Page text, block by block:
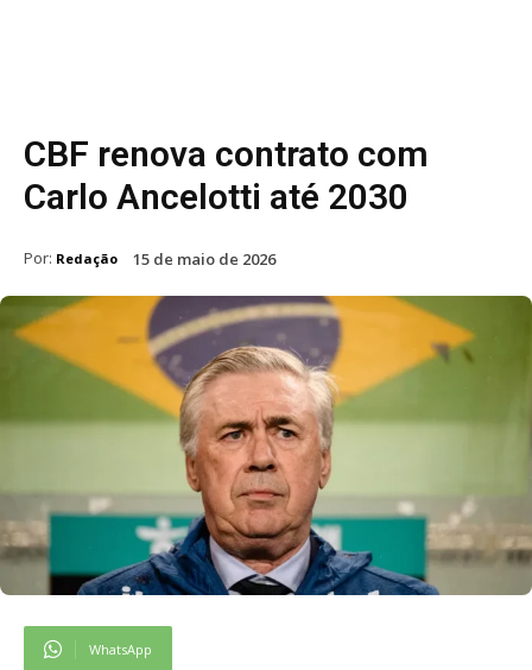
CBF renova contrato com
Carlo Ancelotti até 2030
Por: Redação 15 de maio de 2026
WhatsApp